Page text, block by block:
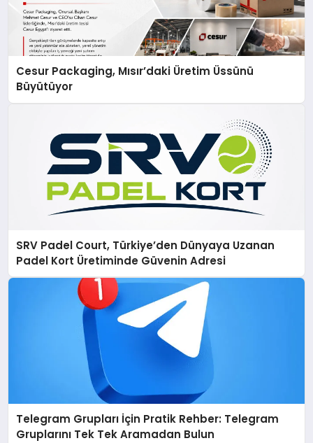
Cesur Packaging, Mısır’daki Üretim Üssünü
Büyütüyor
SRV Padel Court, Türkiye’den Dünyaya Uzanan
Padel Kort Üretiminde Güvenin Adresi
Telegram Grupları İçin Pratik Rehber: Telegram
Gruplarını Tek Tek Aramadan Bulun